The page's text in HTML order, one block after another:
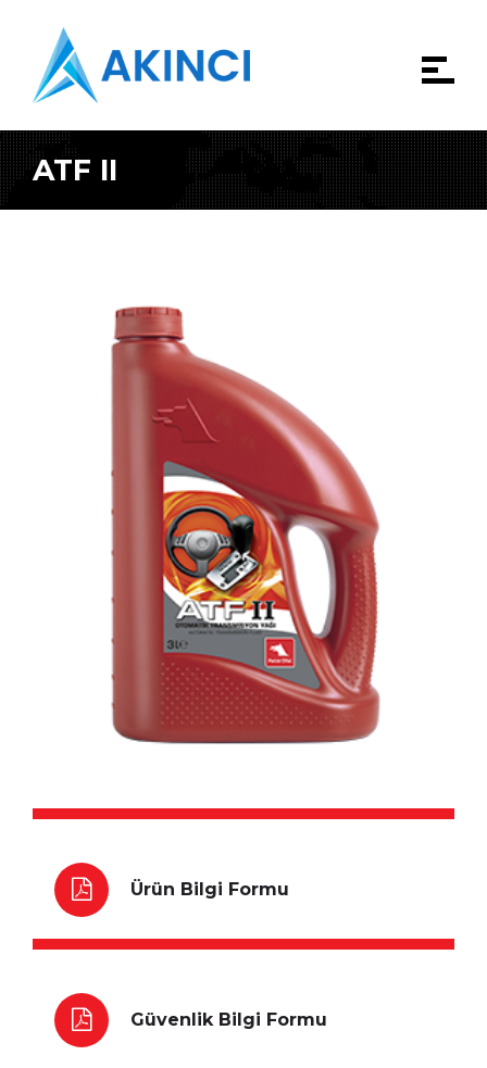
ATF II
Ürün Bilgi Formu
Güvenlik Bilgi Formu